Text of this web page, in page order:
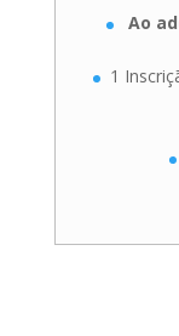
Ao
1